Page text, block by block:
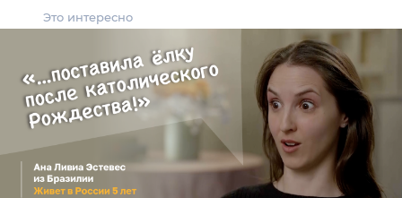
Это интересно